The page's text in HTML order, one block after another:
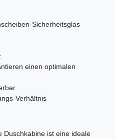
Sicherheitsglas
einen optimalen
Verhältnis
Duschkabine ist eine ideale